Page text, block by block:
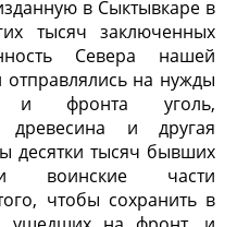
в Сыктывкаре в
тысяч заключенных
Севера нашей
отправлялись на нужды
и фронта уголь,
древесина и другая
десятки тысяч бывших
воинские части
чтобы сохранить в